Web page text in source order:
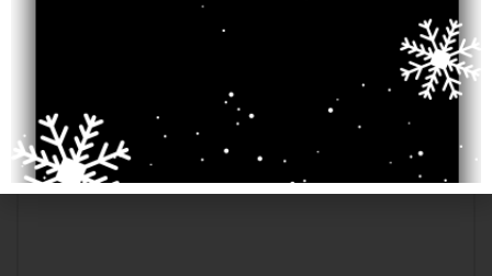
כתיבת תגובה
האימייל לא יוצג באתר.
התגובה שלך